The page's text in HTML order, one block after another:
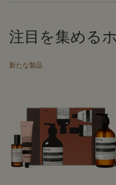
注目を集める
新たな製品